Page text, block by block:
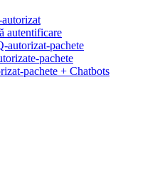
autentificare
pachete
pachete
pachete + Chatbots